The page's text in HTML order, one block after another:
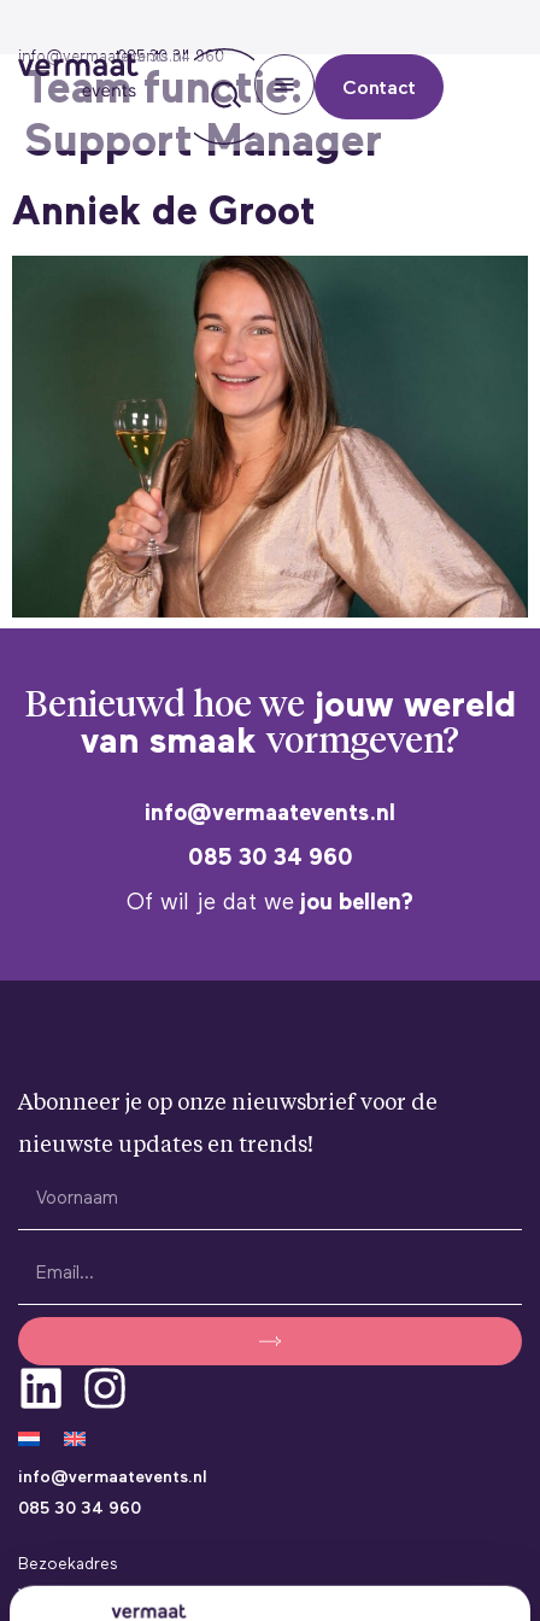
info@vermaatevents.nl
085 30 34 960
Contact
Team functie:Sales
Support Manager
Anniek de Groot
Benieuwd hoe we jouw wereld
van smaakvormgeven?
info@vermaatevents.nl
085 30 34 960
Of wil je dat we jou bellen?
Abonneer je op onze nieuwsbrief voor de
nieuwste updates en trends!
info@vermaatevents.nl
085 30 34 960
Bezoekadres
Vermaat Events